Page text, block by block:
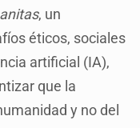
, un
éticos, sociales
artificial (IA),
que la
y no del